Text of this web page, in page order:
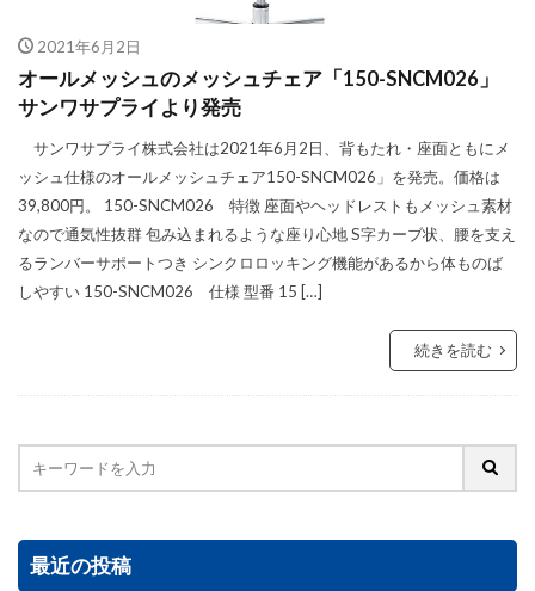
2021年6月2日
オールメッシュのメッシュチェア「150-SNCM026」
サンワサプライより発売
サンワサプライ株式会社は2021年6月2日、背もたれ・座面ともにメ
ッシュ仕様のオールメッシュチェア150-SNCM026」を発売。価格は
39,800円。 150-SNCM026 特徴 座面やヘッドレストもメッシュ素材
なので通気性抜群 包み込まれるような座り心地 S字カーブ状、腰を支え
るランバーサポートつき シンクロロッキング機能があるから体ものば
しやすい 150-SNCM026 仕様 型番 15 […]
続きを読む
最近の投稿